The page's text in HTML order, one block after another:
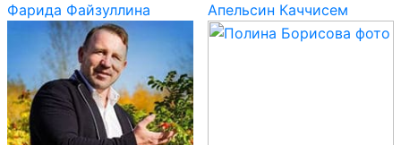
Фарида Файзуллина Апельсин Каччисем